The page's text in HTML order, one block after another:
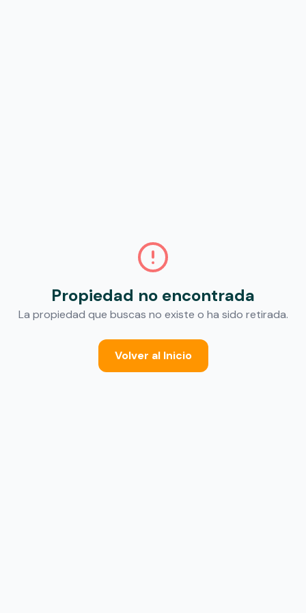
Propiedad no encontrada
La propiedad que buscas no existe o ha sido retirada.
Volver al Inicio